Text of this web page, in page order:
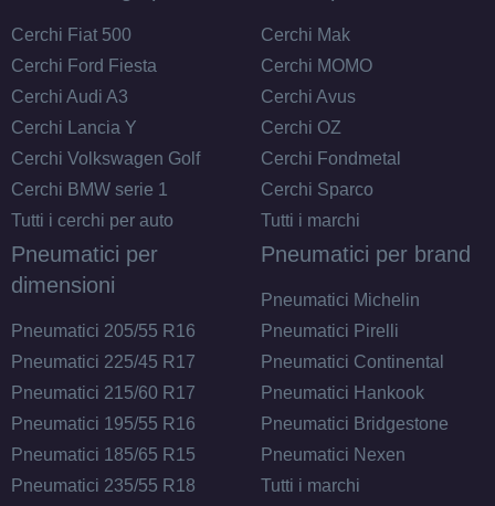
Black 5 fori 17" 7.5X17
ET40 5x114.3
Foro centrale: 76mm
Esaurito
MAK Fatale White And
Black 5 fori 17" 7.5X17
ET30 5x112
Foro centrale: 76mm
Esaurito
MAK Fatale White And
ET45 5x108
Foro centrale: 72mm
Esaurito
Cerchi Fiat 500
Cerchi Ford Fiesta
Cerchi Audi A3
Cerchi Lancia Y
Cerchi Volkswagen Golf
Cerchi BMW serie 1
Tutti i cerchi per auto
Cerchi Mak
Cerchi MOMO
Cerchi Avus
Cerchi OZ
Cerchi Fondmetal
Cerchi Sparco
Tutti i marchi
Pneumatici per
dimensioni
Pneumatici 205/55 R16
Pneumatici 225/45 R17
Pneumatici 215/60 R17
Pneumatici 195/55 R16
Pneumatici 185/65 R15
Pneumatici 235/55 R18
Pneumatici per brand
Pneumatici Michelin
Pneumatici Pirelli
Pneumatici Continental
Pneumatici Hankook
Pneumatici Bridgestone
Pneumatici Nexen
Tutti i marchi